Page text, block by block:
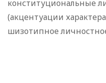
конституциональные
(акцентуации
шизотипное